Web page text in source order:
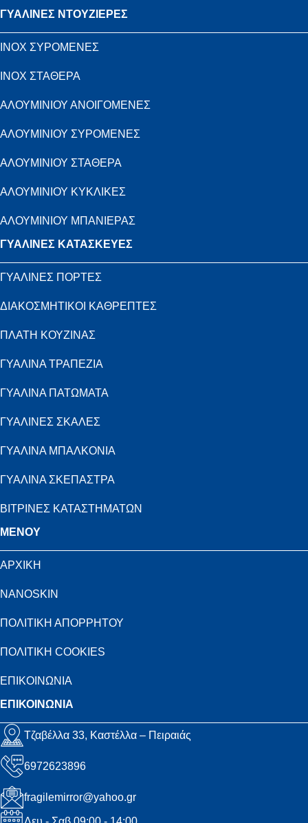
ΓΥΑΛΙΝΕΣ ΝΤΟΥΖΙΕΡΕΣ
INOX ΣΥΡΟΜΕΝΕΣ
INOX ΣΤΑΘΕΡΑ
ΑΛΟΥΜΙΝΙΟΥ ΑΝΟΙΓΟΜΕΝΕΣ
ΑΛΟΥΜΙΝΙΟΥ ΣΥΡΟΜΕΝΕΣ
ΑΛΟΥΜΙΝΙΟΥ ΣΤΑΘΕΡΑ
ΑΛΟΥΜΙΝΙΟΥ ΚΥΚΛΙΚΕΣ
ΑΛΟΥΜΙΝΙΟΥ ΜΠΑΝΙΕΡΑΣ
ΓΥΑΛΙΝΕΣ ΚΑΤΑΣΚΕΥΕΣ
ΓΥΑΛΙΝΕΣ ΠΟΡΤΕΣ
ΔΙΑΚΟΣΜΗΤΙΚΟΙ ΚΑΘΡΕΠΤΕΣ
ΠΛΑΤΗ ΚΟΥΖΙΝΑΣ
ΓΥΑΛΙΝΑ ΤΡΑΠΕΖΙΑ
ΓΥΑΛΙΝΑ ΠΑΤΩΜΑΤΑ
ΓΥΑΛΙΝΕΣ ΣΚΑΛΕΣ
ΓΥΑΛΙΝΑ ΜΠΑΛΚΟΝΙΑ
ΓΥΑΛΙΝΑ ΣΚΕΠΑΣΤΡΑ
ΒΙΤΡΙΝΕΣ ΚΑΤΑΣΤΗΜΑΤΩΝ
MENOY
ΑΡΧΙΚΗ
NANOSKIN
ΠΟΛΙΤΙΚΗ ΑΠΟΡΡΗΤΟΥ
ΠΟΛΙΤΙΚΗ COOKIES
ΕΠΙΚΟΙΝΩΝΙΑ
ΕΠΙΚΟΙΝΩΝΙΑ
Τζαβέλλα 33, Καστέλλα – Πειραιάς
6972623896
fragilemirror@yahoo.gr